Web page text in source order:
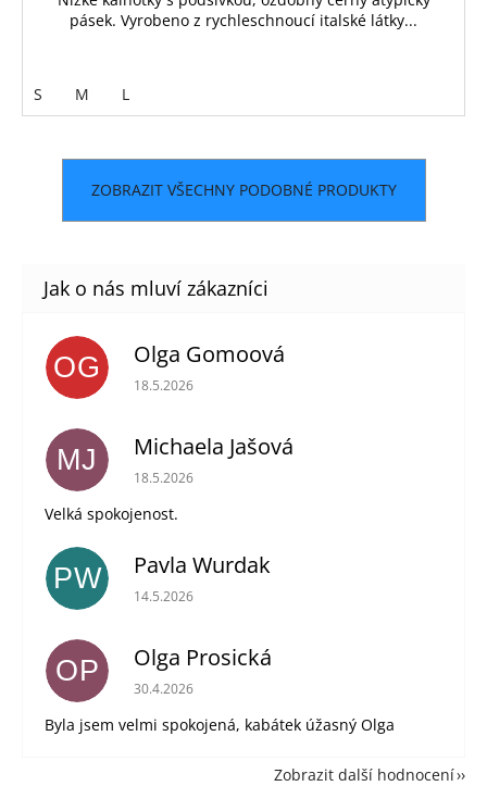
pásek. Vyrobeno z rychleschnoucí italské látky...
S M L
ZOBRAZIT VŠECHNY PODOBNÉ PRODUKTY
OG Olga Gomoová
Hodnocení obchodu je 5 z 5 hvězdiček.
18.5.2026
MJ Michaela Jašová
Hodnocení obchodu je 5 z 5 hvězdiček.
18.5.2026
Velká spokojenost.
PW Pavla Wurdak
Hodnocení obchodu je 5 z 5 hvězdiček.
14.5.2026
OP Olga Prosická
Hodnocení obchodu je 5 z 5 hvězdiček.
30.4.2026
Byla jsem velmi spokojená, kabátek úžasný Olga
Zobrazit další hodnocení